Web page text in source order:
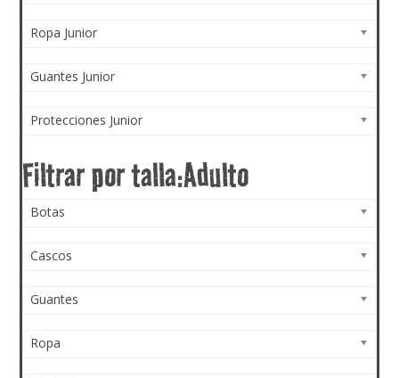
Ropa Junior
Guantes Junior
Protecciones Junior
Botas
Cascos
Guantes
Ropa